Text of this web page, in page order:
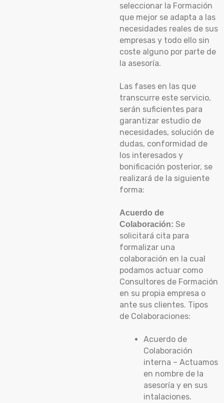
seleccionar la Formación
que mejor se adapta a las
necesidades reales de sus
empresas y todo ello sin
coste alguno por parte de
la asesoría.
Las fases en las que
transcurre este servicio,
serán suficientes para
garantizar estudio de
necesidades, solución de
dudas, conformidad de
los interesados y
bonificación posterior, se
realizará de la siguiente
forma:
Acuerdo de
Colaboración: Se
solicitará cita para
formalizar una
colaboración en la cual
podamos actuar como
Consultores de Formación
en su propia empresa o
ante sus clientes. Tipos
de Colaboraciones:
Acuerdo de
Colaboración
interna – Actuamos
en nombre de la
asesoría y en sus
intalaciones.